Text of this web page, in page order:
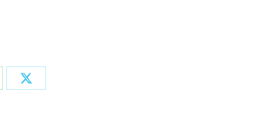
Share